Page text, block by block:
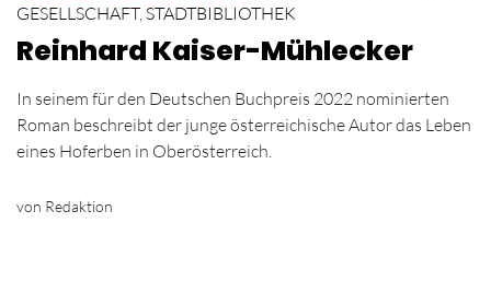
GESELLSCHAFT,STADTBIBLIOTHEK
Reinhard Kaiser-Mühlecker
In seinem für den Deutschen Buchpreis 2022 nominierten
Roman beschreibt der junge österreichische Autor das Leben
eines Hoferben in Oberösterreich.
von Redaktion